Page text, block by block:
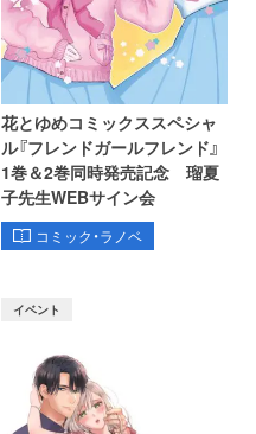
花とゆめコミックススペシャ
ル『フレンドガールフレンド』
1巻＆2巻同時発売記念 瑠夏
子先生WEBサイン会
コミック・ラノベ
イベント